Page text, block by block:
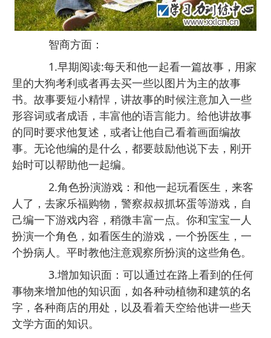
智商方面：
1.早期阅读:每天和他一起看一篇故事，用家
里的大狗考利或者再去买一些以图片为主的故事
书。故事要短小精悍，讲故事的时候注意加入一些
形容词或者成语，丰富他的语言能力。给他讲故事
的同时要求他复述，或者让他自己看着画面编故
事。无论他编的是什么，都要鼓励他说下去，刚开
始时可以帮助他一起编。
2.角色扮演游戏：和他一起玩看医生，来客
人了，去家乐福购物，警察叔叔抓坏蛋等游戏，自
己编一下游戏内容，稍微丰富一点。你和宝宝一人
扮演一个角色，如看医生的游戏，一个扮医生，一
个扮病人。平时教他注意观察所扮演的这些角色。
3.增加知识面：可以通过在路上看到的任何
事物来增加他的知识面，如各种动植物和建筑的名
字，各种商店的用处，以及看着天空给他讲一些天
文学方面的知识。